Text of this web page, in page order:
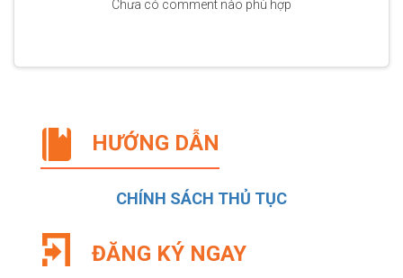
Chưa có comment nào phù hợp
HƯỚNG DẪN
CHÍNH SÁCH THỦ TỤC
ĐĂNG KÝ NGAY